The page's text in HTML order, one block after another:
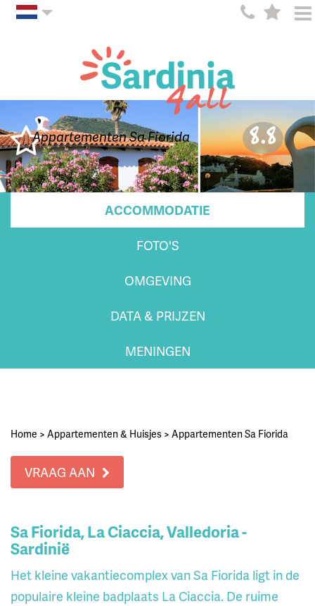
Appartementen Sa Fiorida 8.8
ACCOMMODATIE
FOTO'S
OMGEVING
DATA & PRIJZEN
MENINGEN
Home > Appartementen & Huisjes > Appartementen Sa Fiorida
VRAAG AAN
Sa Fiorida, La Ciaccia, Valledoria -
Sardinië
Het kleine vakantiecomplex van Sa Fiorida ligt in de
populaire kleine badplaats La Ciaccia. De ruime